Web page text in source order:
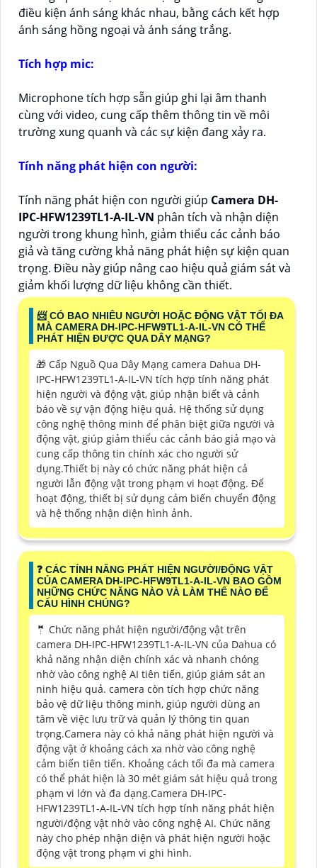
điều kiện ánh sáng khác nhau, bằng cách kết hợp
ánh sáng hồng ngoại và ánh sáng trắng.
Tích hợp mic:
Microphone tích hợp sẵn giúp ghi lại âm thanh
cùng với video, cung cấp thêm thông tin về môi
trường xung quanh và các sự kiện đang xảy ra.
Tính năng phát hiện con người:
Tính năng phát hiện con người giúp Camera DH-
IPC-HFW1239TL1-A-IL-VN phân tích và nhận diện
người trong khung hình, giảm thiểu các cảnh báo
giả và tăng cường khả năng phát hiện sự kiện quan
trọng. Điều này giúp nâng cao hiệu quả giám sát và
giảm khối lượng dữ liệu không cần thiết.
📨 CÓ BAO NHIÊU NGƯỜI HOẶC ĐỘNG VẬT TỐI ĐA
MÀ CAMERA DH-IPC-HFW9TL1-A-IL-VN CÓ THỂ
PHÁT HIỆN ĐƯỢC QUA DÂY MẠNG?
🎁 Cấp Nguồ Qua Dây Mạng camera Dahua DH-
IPC-HFW1239TL1-A-IL-VN tích hợp tính năng phát
hiện người và động vật, giúp nhận biết và cảnh
báo về sự vận động hiệu quả. Hệ thống sử dụng
công nghệ thông minh để phân biệt giữa người và
động vật, giúp giảm thiểu các cảnh báo giả mạo và
cung cấp thông tin chính xác cho người sử
dụng.Thiết bị này có chức năng phát hiện cả
người lẫn động vật trong phạm vi hoạt động. Để
hoạt động, thiết bị sử dụng cảm biến chuyển động
và hệ thống nhận diện hình ảnh.
❓ CÁC TÍNH NĂNG PHÁT HIỆN NGƯỜI/ĐỘNG VẬT
CỦA CAMERA DH-IPC-HFW9TL1-A-IL-VN BAO GỒM
NHỮNG CHỨC NĂNG NÀO VÀ LÀM THẾ NÀO ĐỂ
CẤU HÌNH CHÚNG?
🤵 Chức năng phát hiện người/động vật trên
camera DH-IPC-HFW1239TL1-A-IL-VN của Dahua có
khả năng nhận diện chính xác và nhanh chóng
nhờ vào công nghệ AI tiên tiến, giúp giám sát an
ninh hiệu quả. camera còn tích hợp chức năng
bảo vệ dữ liệu thông minh, giúp người dùng an
tâm về việc lưu trữ và quản lý thông tin quan
trọng.Camera này có khả năng phát hiện người và
động vật ở khoảng cách xa nhờ vào công nghệ
cảm biến tiên tiến. Khoảng cách tối đa mà camera
có thể phát hiện là 30 mét giám sát hiệu quả trong
phạm vi lớn và đa dạng.Camera DH-IPC-
HFW1239TL1-A-IL-VN tích hợp tính năng phát hiện
người/động vật nhờ vào công nghệ AI. Chức năng
này cho phép nhận diện và phát hiện người hoặc
động vật trong phạm vi ghi hình.